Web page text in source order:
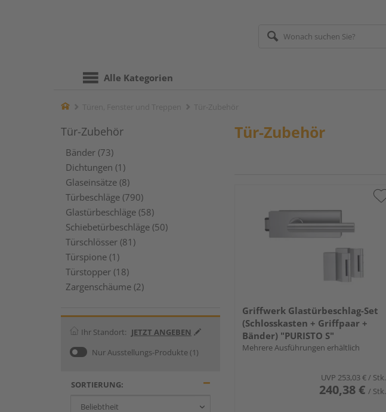
Alle Kategorien
Home
Tür-Zubehör
Bänder (73)
Dichtungen (1)
Glaseinsätze (8)
Türbeschläge (790)
Glastürbeschläge (58)
Schiebetürbeschläge (50)
Türschlösser (81)
Türspione (1)
Türstopper (18)
Zargenschäume (2)
Ihr Standort: JETZT ANGEBEN
Nur Ausstellungs-Produkte (1)
SORTIERUNG:
Tür-Zubehör
Griffwerk Glastürbeschlag-Set
(Schlosskasten + Griffpaar +
Bänder) "PURISTO S"
Mehrere Ausführungen erhältlich
UVP 253,03 €/ Stk.
240,38 € / Stk.